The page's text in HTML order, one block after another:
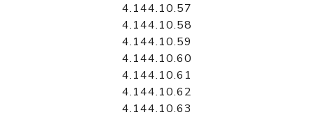
4.144.10.57
4.144.10.58
4.144.10.59
4.144.10.60
4.144.10.61
4.144.10.62
4.144.10.63